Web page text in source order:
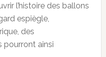
l’histoire des ballons
espiègle,
des
pourront ainsi